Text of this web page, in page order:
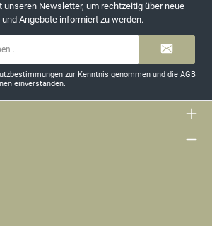
unseren Newsletter, um rechtzeitig über neue
und Angebote informiert zu werden.
zur Kenntnis genommen und dieAGB
einverstanden.